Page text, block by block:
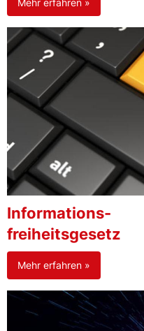
Informations-
freiheitsgesetz
Mehr erfahren »